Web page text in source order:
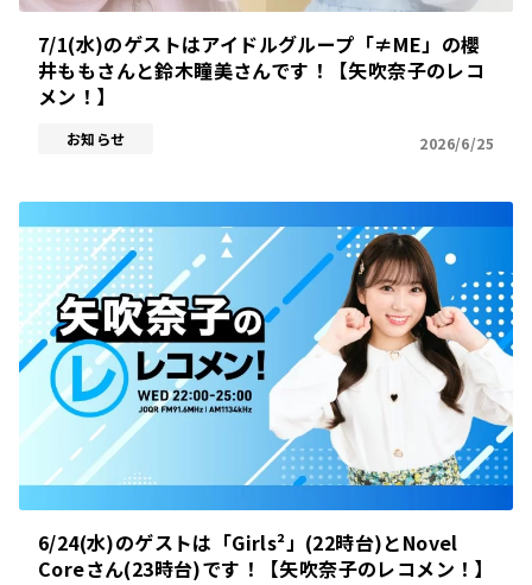
7/1(水)のゲストはアイドルグループ「≠ME」の櫻
井ももさんと鈴木瞳美さんです！【矢吹奈子のレコ
メン！】
お知らせ 2026/6/25
6/24(水)のゲストは「Girls²」(22時台)とNovel
Coreさん(23時台)です！【矢吹奈子のレコメン！】